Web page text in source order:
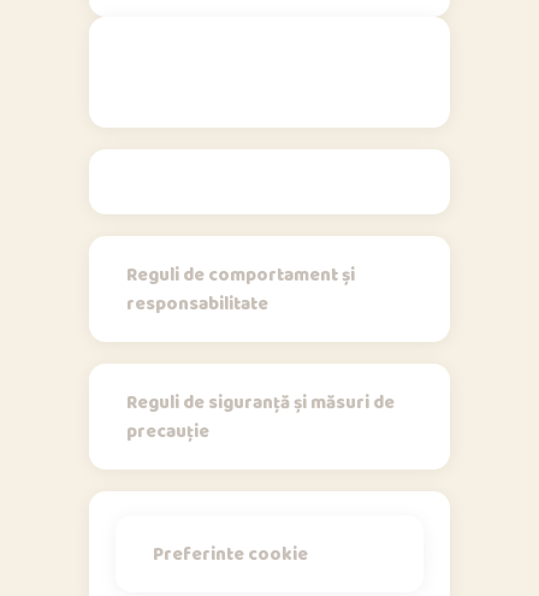
Reguli de comportament și
responsabilitate
Reguli de siguranță și măsuri de
precauție
Preferinte cookie